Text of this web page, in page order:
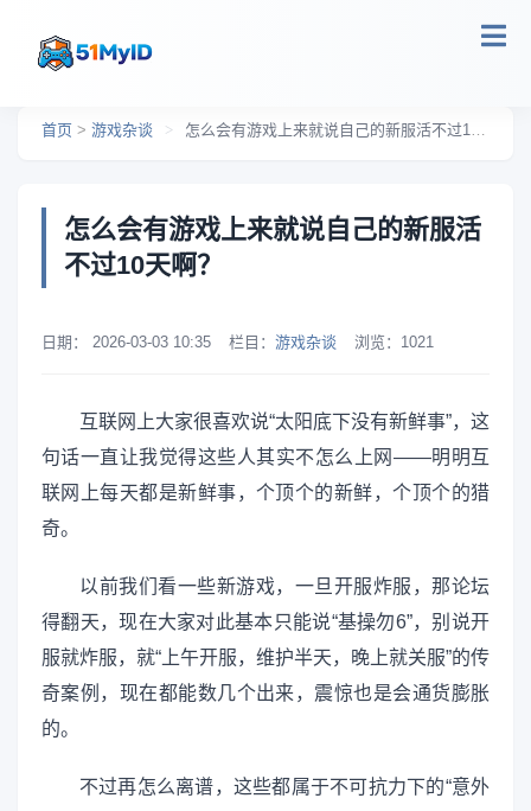
首页 > 游戏杂谈 > 怎么会有游戏上来就说自己的新服活不过10天啊？
怎么会有游戏上来就说自己的新服活
不过10天啊？
日期： 2026-03-03 10:35 栏目： 游戏杂谈 浏览： 1021
互联网上大家很喜欢说“太阳底下没有新鲜事”，这
句话一直让我觉得这些人其实不怎么上网——明明互
联网上每天都是新鲜事，个顶个的新鲜，个顶个的猎
奇。
以前我们看一些新游戏，一旦开服炸服，那论坛
得翻天，现在大家对此基本只能说“基操勿6”，别说开
服就炸服，就“上午开服，维护半天，晚上就关服”的传
奇案例，现在都能数几个出来，震惊也是会通货膨胀
的。
不过再怎么离谱，这些都属于不可抗力下的“意外